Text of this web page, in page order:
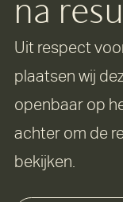
na
Uit respect
plaatsen wij
openbaar op
achter om de
bekijken.